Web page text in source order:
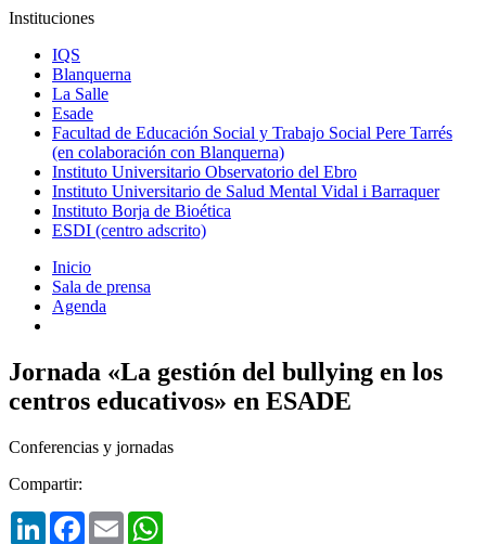
Instituciones
IQS
Blanquerna
La Salle
Esade
Facultad de Educación Social y Trabajo Social Pere Tarrés
(en colaboración con Blanquerna)
Instituto Universitario Observatorio del Ebro
Instituto Universitario de Salud Mental Vidal i Barraquer
Instituto Borja de Bioética
ESDI (centro adscrito)
Inicio
Sala de prensa
Agenda
Jornada «La gestión del bullying en los
centros educativos» en ESADE
Conferencias y jornadas
Compartir:
LinkedInFacebook
Email